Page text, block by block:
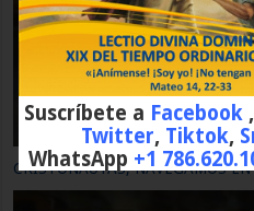
CRISTONAUTAS, NAVEGAMOS
de la Fe.
Suscríbete a Facebook ,
Twitter, Tiktok,
WhatsApp +1